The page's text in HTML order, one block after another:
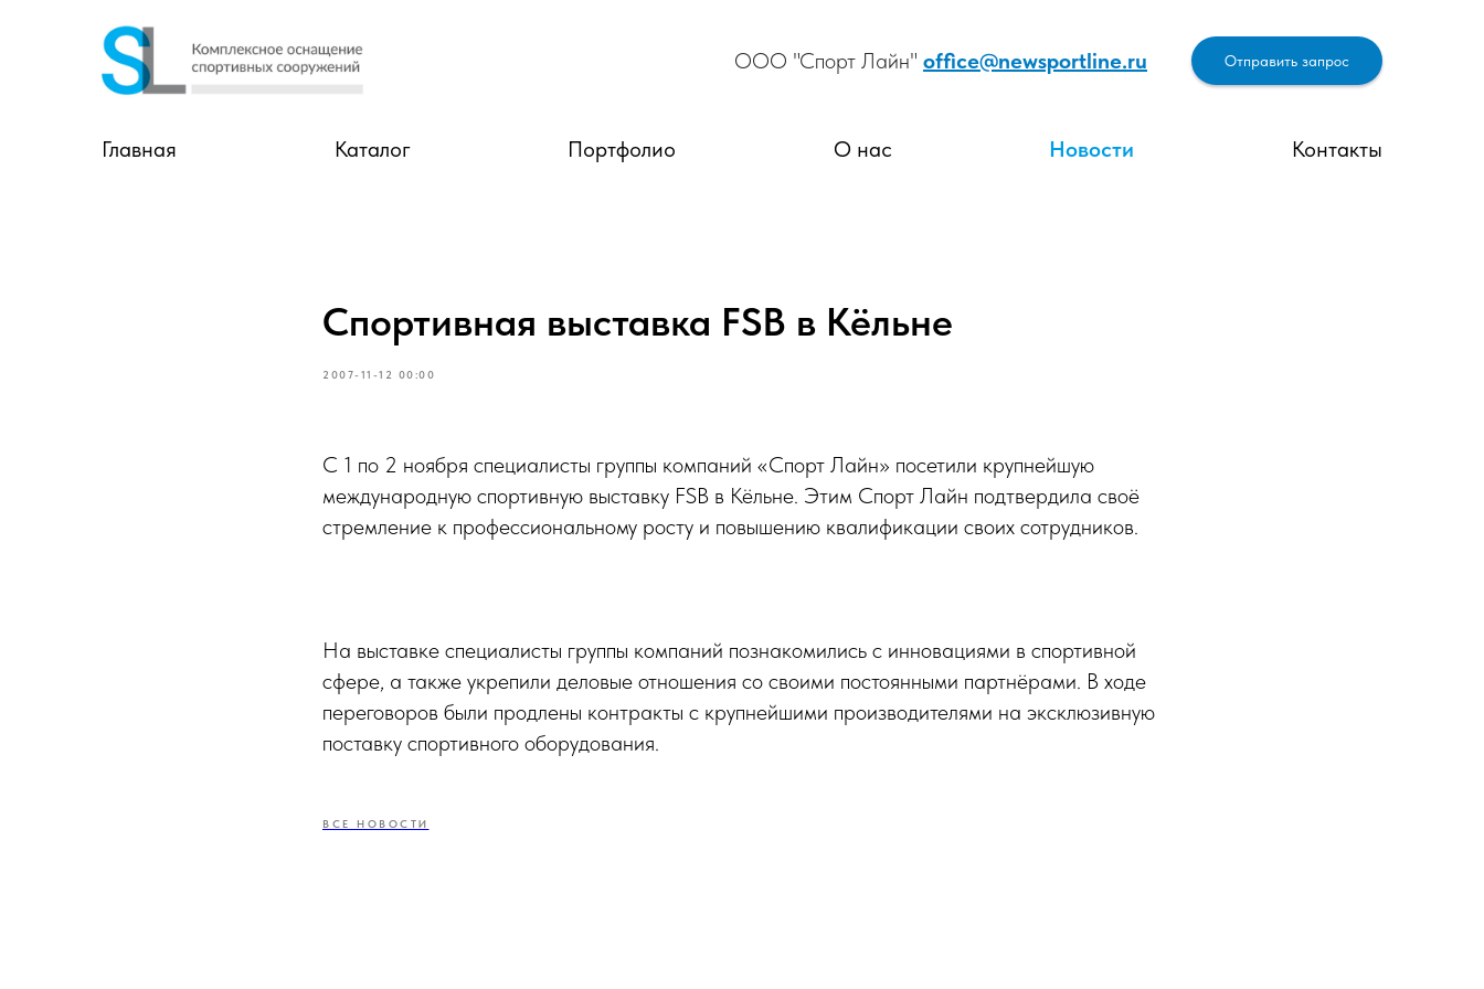
ООО "Спорт Лайн" office@newsportline.ru Отправить запрос
Главная Каталог Портфолио О нас Новости Контакты
Спортивная выставка FSB в Кёльне
2007-11-12 00:00
С 1 по 2 ноября специалисты группы компаний «Спорт Лайн» посетили крупнейшую
международную спортивную выставку FSB в Кёльне. Этим Спорт Лайн подтвердила своё
стремление к профессиональному росту и повышению квалификации своих сотрудников.
На выставке специалисты группы компаний познакомились с инновациями в спортивной
сфере, а также укрепили деловые отношения со своими постоянными партнёрами. В ходе
переговоров были продлены контракты с крупнейшими производителями на эксклюзивную
поставку спортивного оборудования.
ВСЕ НОВОСТИ